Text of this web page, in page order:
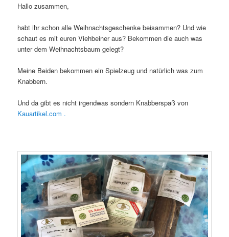
Hallo zusammen,
habt ihr schon alle Weihnachtsgeschenke beisammen? Und wie
schaut es mit euren Viehbeiner aus? Bekommen die auch was
unter dem Weihnachtsbaum gelegt?
Meine Beiden bekommen ein Spielzeug und natürlich was zum
Knabbern.
Und da gibt es nicht irgendwas sondern Knabberspaß von
Kauartikel.com .